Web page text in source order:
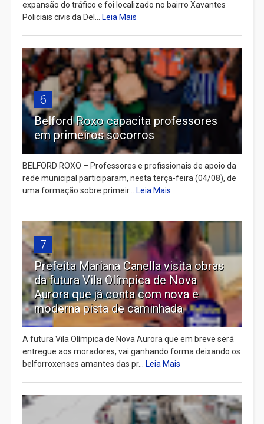
expansão do tráfico e foi localizado no bairro Xavantes
Policiais civis da Del... Leia Mais
6
Belford Roxo capacita professores
em primeiros socorros
BELFORD ROXO – Professores e profissionais de apoio da
rede municipal participaram, nesta terça-feira (04/08), de
uma formação sobre primeir... Leia Mais
7
Prefeita Mariana Canella visita obras
da futura Vila Olímpica de Nova
Aurora que já conta com nova e
moderna pista de caminhada
A futura Vila Olímpica de Nova Aurora que em breve será
entregue aos moradores, vai ganhando forma deixando os
belforroxenses amantes das pr... Leia Mais